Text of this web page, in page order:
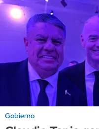
Gobierno